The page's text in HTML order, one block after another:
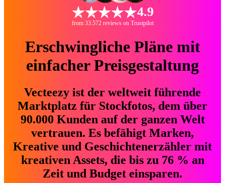
4.9
from 33.572 reviews on Trustpilot
Erschwingliche Pläne mit
einfacher Preisgestaltung
Vecteezy ist der weltweit führende
Marktplatz für Stockfotos, dem über
90.000 Kunden auf der ganzen Welt
vertrauen. Es befähigt Marken,
Kreative und Geschichtenerzähler mit
kreativen Assets, die bis zu 76 % an
Zeit und Budget einsparen.